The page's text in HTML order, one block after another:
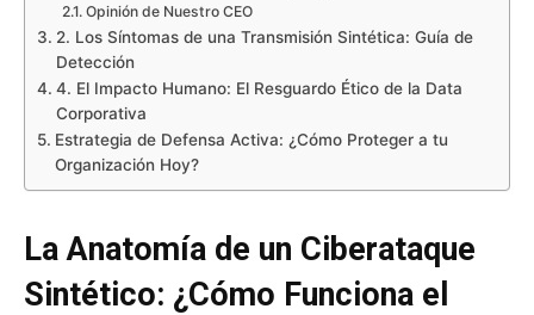
Opinión de Nuestro CEO
2. Los Síntomas de una Transmisión Sintética: Guía de
Detección
4. El Impacto Humano: El Resguardo Ético de la Data
Corporativa
Estrategia de Defensa Activa: ¿Cómo Proteger a tu
Organización Hoy?
La Anatomía de un Ciberataque
Sintético: ¿Cómo Funciona el